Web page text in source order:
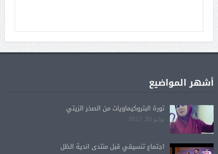
أشهر المواضيع
ثورة البتروكيماويات من الصخر الزيتي
يوليو 30, 2017
اجتماع تنسيقي قبل منتدى اندية الظل